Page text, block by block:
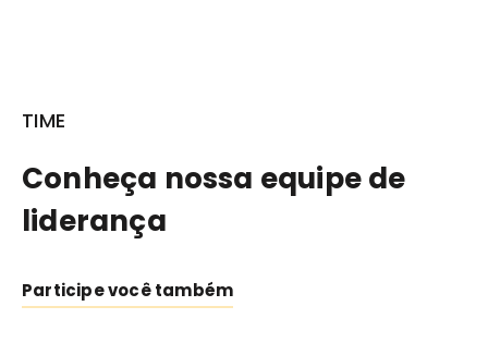
TIME
Conheça nossa equipe de
liderança
Participe você também